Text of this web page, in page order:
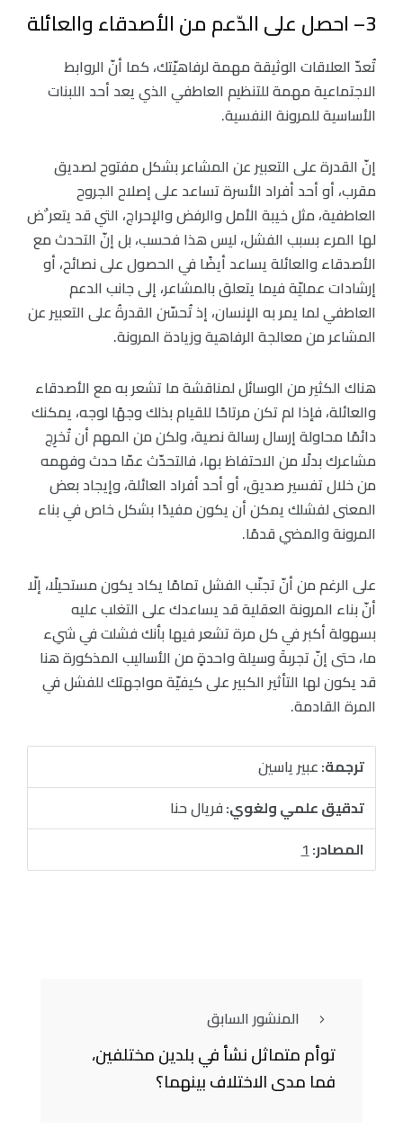
3– احصل على الدّعم من الأصدقاء والعائلة
تُعدّ العلاقات الوثيقة مهمة لرفاهيّتك، كما أنّ الروابط
الاجتماعية مهمة للتنظيم العاطفي الذي يعد أحد اللبنات
الأساسية للمرونة النفسية.
إنّ القدرة على التعبير عن المشاعر بشكل مفتوح لصديق
مقرب، أو أحد أفراد الأسرة تساعد على إصلاح الجروح
العاطفية، مثل خيبة الأمل والرفض والإحراج، التي قد يتعر ٌض
لها المرء بسبب الفشل، ليس هذا فحسب، بل إنّ التحدث مع
الأصدقاء والعائلة يساعد أيضًا في الحصول على نصائح، أو
إرشادات عمليّة فيما يتعلق بالمشاعر، إلى جانب الدعم
العاطفي لما يمر به الإنسان، إذ تُحسّن القدرةُ على التعبير عن
المشاعر من معالجة الرفاهية وزيادة المرونة.
هناك الكثير من الوسائل لمناقشة ما تشعر به مع الأصدقاء
والعائلة، فإذا لم تكن مرتاحًا للقيام بذلك وجهًا لوجه، يمكنك
دائمًا محاولة إرسال رسالة نصية، ولكن من المهم أن تُخرِج
مشاعرك بدلًا من الاحتفاظ بها، فالتحدّث عمّا حدث وفهمه
من خلال تفسير صديق، أو أحد أفراد العائلة، وإيجاد بعض
المعنى لفشلك يمكن أن يكون مفيدًا بشكل خاص في بناء
المرونة والمضي قدمًا.
على الرغم من أنّ تجنّب الفشل تمامًا يكاد يكون مستحيلًا، إلّا
أنّ بناء المرونة العقلية قد يساعدك على التغلب عليه
بسهولة أكبر في كل مرة تشعر فيها بأنك فشلت في شيء
ما، حتى إنّ تجربةَ وسيلة واحدةٍ من الأساليب المذكورة هنا
قد يكون لها التأثير الكبير على كيفيّة مواجهتك للفشل في
المرة القادمة.
ترجمة:عبير ياسين
تدقيق علمي ولغوي:فريال حنا
المصادر:1
المنشور السابق
توأم متماثل نشأ في بلدين مختلفين،
فما مدى الاختلاف بينهما؟